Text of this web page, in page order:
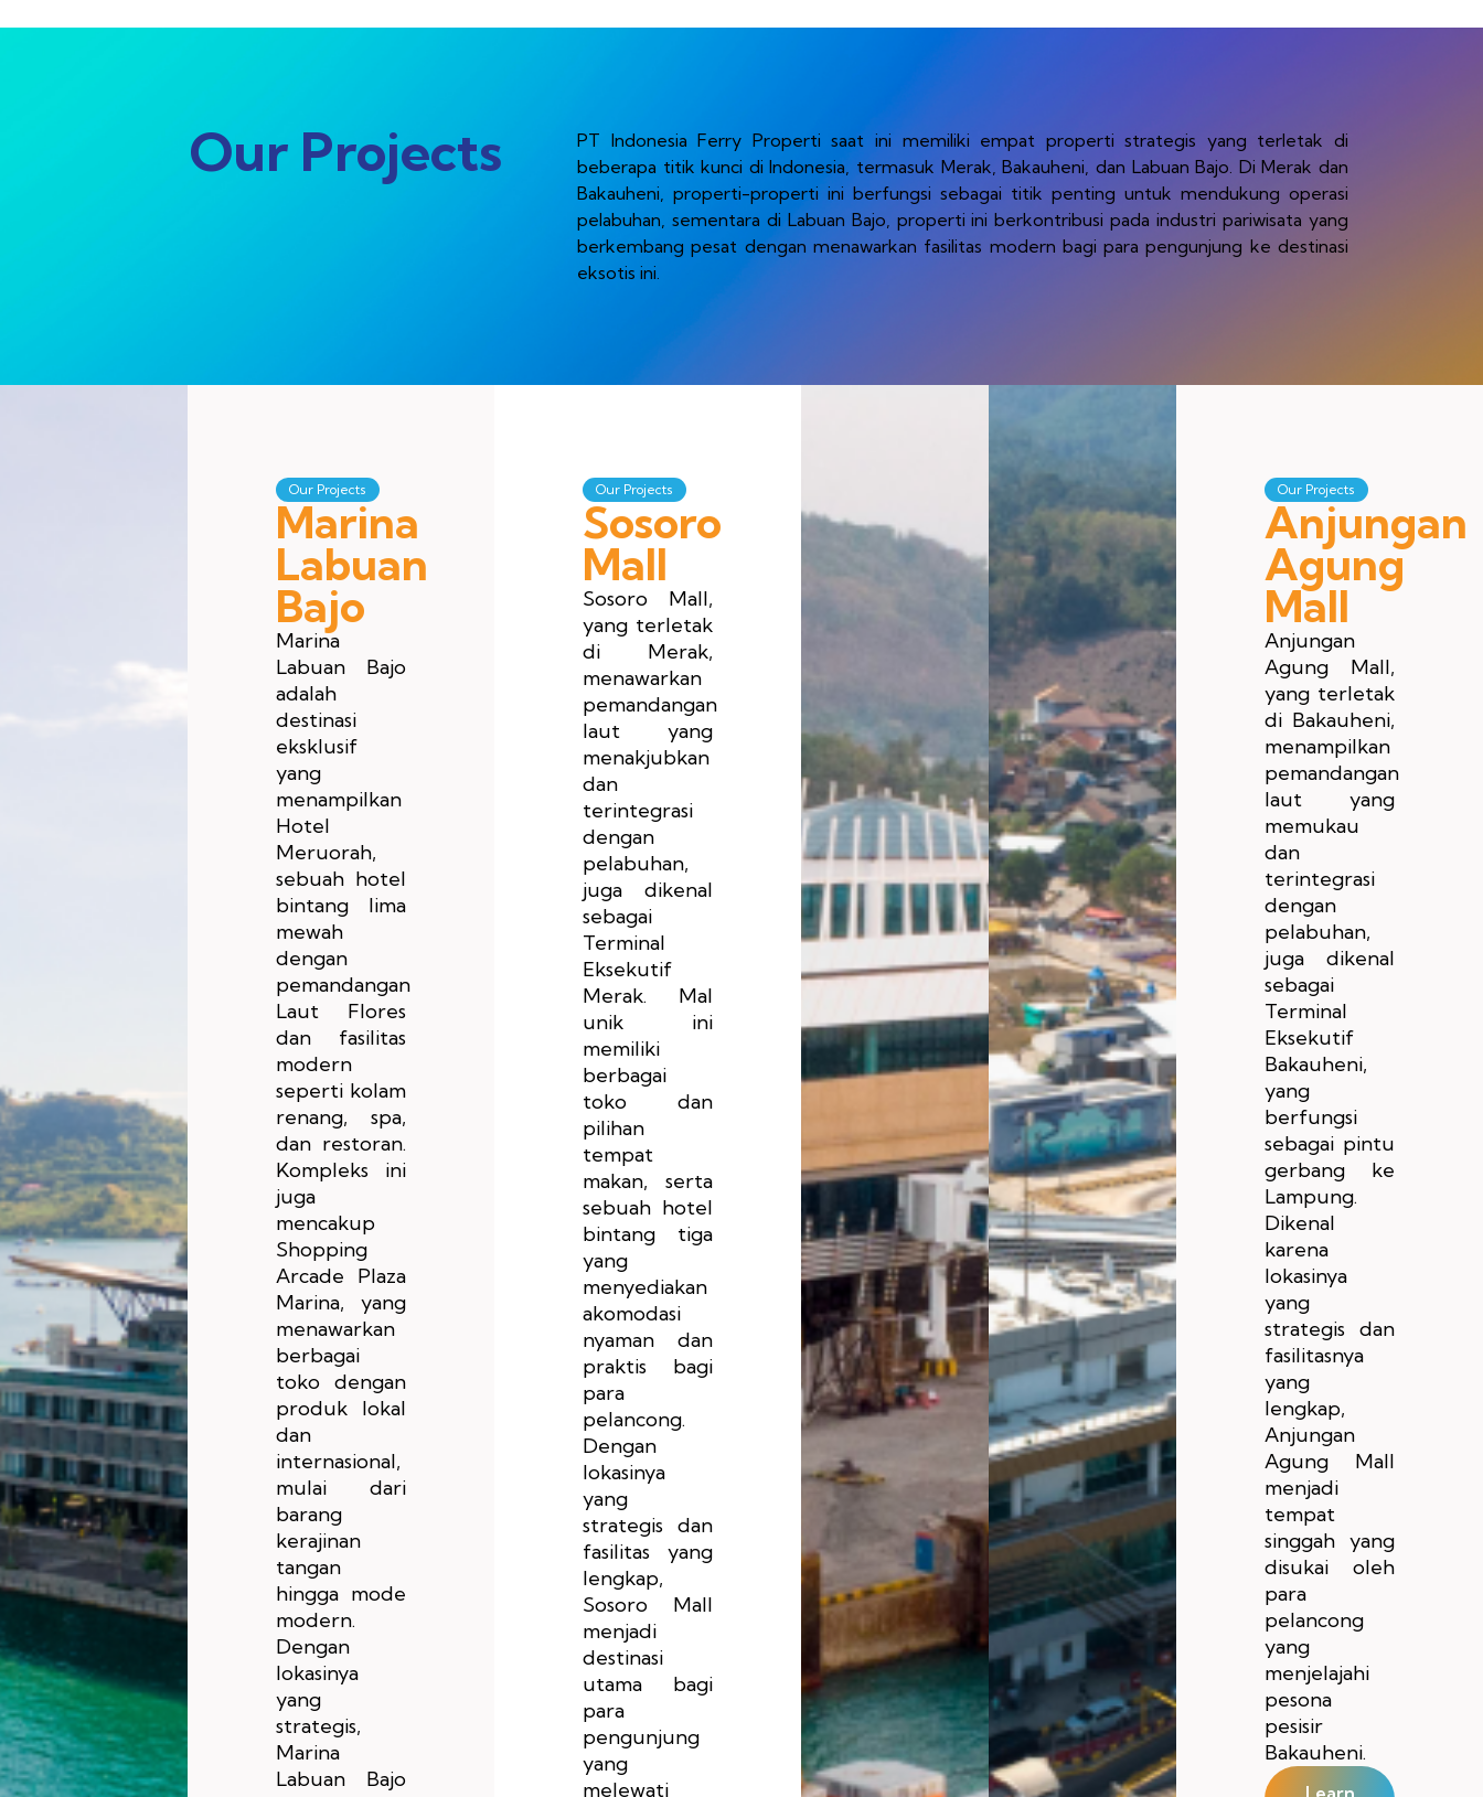
Our Projects
PT Indonesia Ferry Properti saat ini memiliki empat properti strategis yang terletak di
beberapa titik kunci di Indonesia, termasuk Merak, Bakauheni, dan Labuan Bajo. Di Merak dan
Bakauheni, properti-properti ini berfungsi sebagai titik penting untuk mendukung operasi
pelabuhan, sementara di Labuan Bajo, properti ini berkontribusi pada industri pariwisata yang
berkembang pesat dengan menawarkan fasilitas modern bagi para pengunjung ke destinasi
eksotis ini.
Our Projects
Marina
Labuan
Bajo
Marina
Labuan Bajo
adalah
destinasi
eksklusif
yang
menampilkan
Hotel
Meruorah,
sebuah hotel
bintang lima
mewah
dengan
pemandangan
Laut Flores
dan fasilitas
modern
seperti kolam
renang, spa,
dan restoran.
Kompleks ini
juga
mencakup
Shopping
Arcade Plaza
Marina, yang
menawarkan
berbagai
toko dengan
produk lokal
dan
internasional,
mulai dari
barang
kerajinan
tangan
hingga mode
modern.
Dengan
lokasinya
yang
strategis,
Marina
Labuan Bajo
Our Projects
Sosoro
Mall
Sosoro Mall,
yang terletak
di Merak,
menawarkan
pemandangan
laut yang
menakjubkan
dan
terintegrasi
dengan
pelabuhan,
juga dikenal
sebagai
Terminal
Eksekutif
Merak. Mal
unik ini
memiliki
berbagai
toko dan
pilihan
tempat
makan, serta
sebuah hotel
bintang tiga
yang
menyediakan
akomodasi
nyaman dan
praktis bagi
para
pelancong.
Dengan
lokasinya
yang
strategis dan
fasilitas yang
lengkap,
Sosoro Mall
menjadi
destinasi
utama bagi
para
pengunjung
yang
melewati
Our Projects
Anjungan
Agung
Mall
Anjungan
Agung Mall,
yang terletak
di Bakauheni,
menampilkan
pemandangan
laut yang
memukau
dan
terintegrasi
dengan
pelabuhan,
juga dikenal
sebagai
Terminal
Eksekutif
Bakauheni,
yang
berfungsi
sebagai pintu
gerbang ke
Lampung.
Dikenal
karena
lokasinya
yang
strategis dan
fasilitasnya
yang
lengkap,
Anjungan
Agung Mall
menjadi
tempat
singgah yang
disukai oleh
para
pelancong
yang
menjelajahi
pesona
pesisir
Bakauheni.